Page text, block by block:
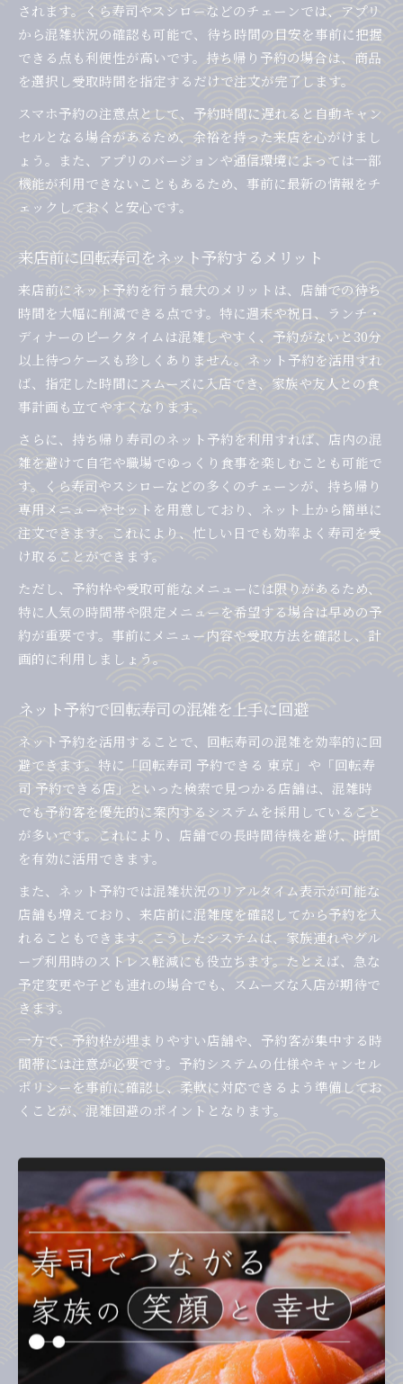
されます。くら寿司やスシローなどのチェーンでは、アプリ
から混雑状況の確認も可能で、待ち時間の目安を事前に把握
できる点も利便性が高いです。持ち帰り予約の場合は、商品
を選択し受取時間を指定するだけで注文が完了します。
スマホ予約の注意点として、予約時間に遅れると自動キャン
セルとなる場合があるため、余裕を持った来店を心がけまし
ょう。また、アプリのバージョンや通信環境によっては一部
機能が利用できないこともあるため、事前に最新の情報をチ
ェックしておくと安心です。
来店前に回転寿司をネット予約するメリット
来店前にネット予約を行う最大のメリットは、店舗での待ち
時間を大幅に削減できる点です。特に週末や祝日、ランチ・
ディナーのピークタイムは混雑しやすく、予約がないと30分
以上待つケースも珍しくありません。ネット予約を活用すれ
ば、指定した時間にスムーズに入店でき、家族や友人との食
事計画も立てやすくなります。
さらに、持ち帰り寿司のネット予約を利用すれば、店内の混
雑を避けて自宅や職場でゆっくり食事を楽しむことも可能で
す。くら寿司やスシローなどの多くのチェーンが、持ち帰り
専用メニューやセットを用意しており、ネット上から簡単に
注文できます。これにより、忙しい日でも効率よく寿司を受
け取ることができます。
ただし、予約枠や受取可能なメニューには限りがあるため、
特に人気の時間帯や限定メニューを希望する場合は早めの予
約が重要です。事前にメニュー内容や受取方法を確認し、計
画的に利用しましょう。
ネット予約で回転寿司の混雑を上手に回避
ネット予約を活用することで、回転寿司の混雑を効率的に回
避できます。特に「回転寿司 予約できる 東京」や「回転寿
司 予約できる店」といった検索で見つかる店舗は、混雑時
でも予約客を優先的に案内するシステムを採用していること
が多いです。これにより、店舗での長時間待機を避け、時間
を有効に活用できます。
また、ネット予約では混雑状況のリアルタイム表示が可能な
店舗も増えており、来店前に混雑度を確認してから予約を入
れることもできます。こうしたシステムは、家族連れやグル
ープ利用時のストレス軽減にも役立ちます。たとえば、急な
予定変更や子ども連れの場合でも、スムーズな入店が期待で
きます。
一方で、予約枠が埋まりやすい店舗や、予約客が集中する時
間帯には注意が必要です。予約システムの仕様やキャンセル
ポリシーを事前に確認し、柔軟に対応できるよう準備してお
くことが、混雑回避のポイントとなります。
持ち帰り予約を賢く使う回転寿司
活用術
回転寿司の持ち帰り予約を上手に使うポイント
回転寿司の持ち帰り予約は、混雑する時間帯でもスムーズに
寿司を受け取れるため、多忙な方や家族連れに特におすすめ